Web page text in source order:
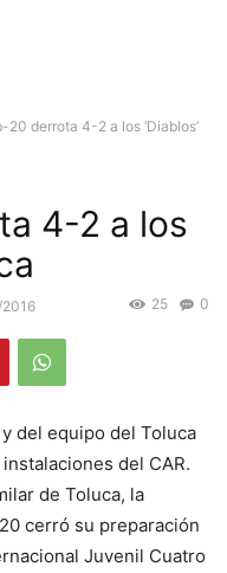
20 derrota 4-2 a los ‘Diablos’
4-2 a los
0
25
del equipo del Toluca
del CAR.
de Toluca, la
cerró su preparación
Juvenil Cuatro